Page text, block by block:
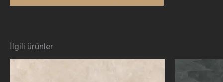
İlgili ürünler